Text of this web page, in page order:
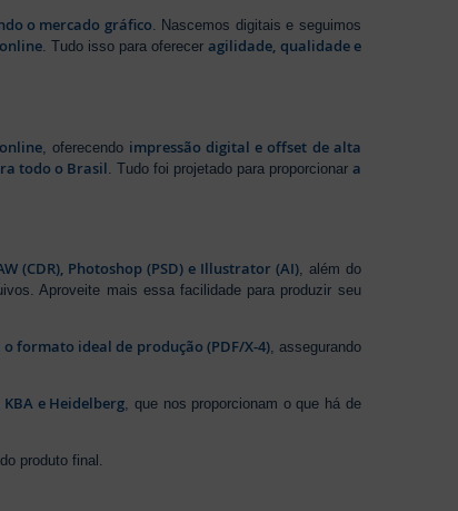
o mercado gráfico. Nascemos digitais e seguimos
. Tudo isso para ofereceragilidade, qualidade e
, oferecendo impressão digital e offset de alta
todo o Brasil . Tudo foi projetado para proporcionar a
(CDR), Photoshop (PSD) e Illustrator (AI), além do
Aproveite mais essa facilidade para produzir seu
formato ideal de produção (PDF/X-4), assegurando
KBA e Heidelberg, que nos proporcionam o que há de
produto final.